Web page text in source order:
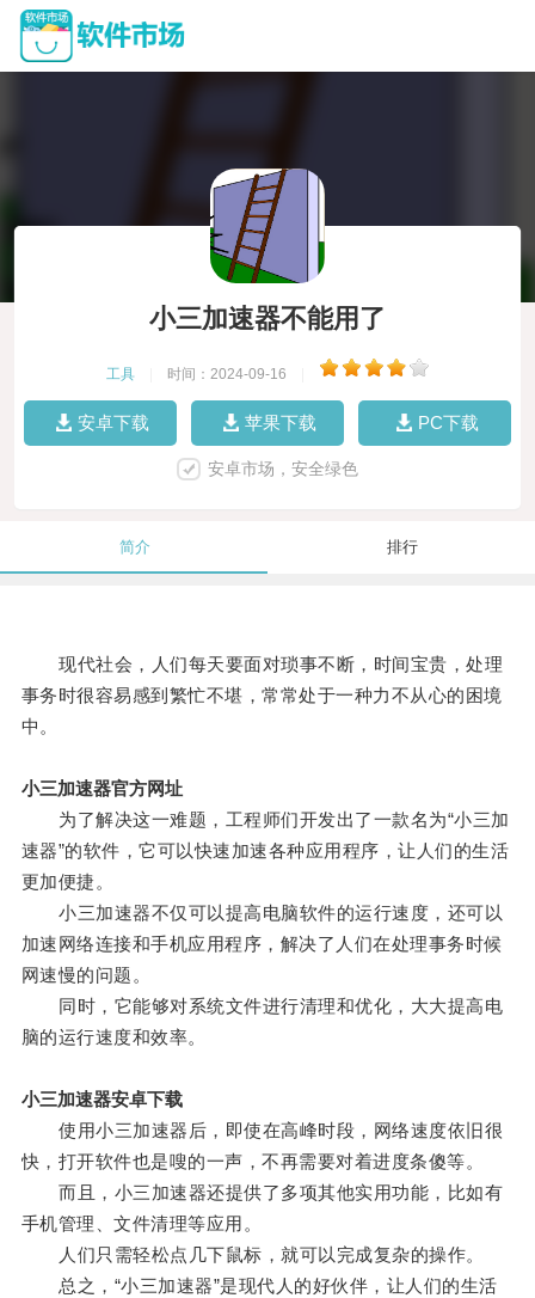
小三加速器不能用了
工具 时间：2024-09-16
安卓下载 苹果下载 PC下载
安卓市场，安全绿色
简介 排行
现代社会，人们每天要面对琐事不断，时间宝贵，处理
事务时很容易感到繁忙不堪，常常处于一种力不从心的困境
中。
小三加速器官方网址
为了解决这一难题，工程师们开发出了一款名为“小三加
速器”的软件，它可以快速加速各种应用程序，让人们的生活
更加便捷。
小三加速器不仅可以提高电脑软件的运行速度，还可以
加速网络连接和手机应用程序，解决了人们在处理事务时候
网速慢的问题。
同时，它能够对系统文件进行清理和优化，大大提高电
脑的运行速度和效率。
小三加速器安卓下载
使用小三加速器后，即使在高峰时段，网络速度依旧很
快，打开软件也是嗖的一声，不再需要对着进度条傻等。
而且，小三加速器还提供了多项其他实用功能，比如有
手机管理、文件清理等应用。
人们只需轻松点几下鼠标，就可以完成复杂的操作。
总之，“小三加速器”是现代人的好伙伴，让人们的生活